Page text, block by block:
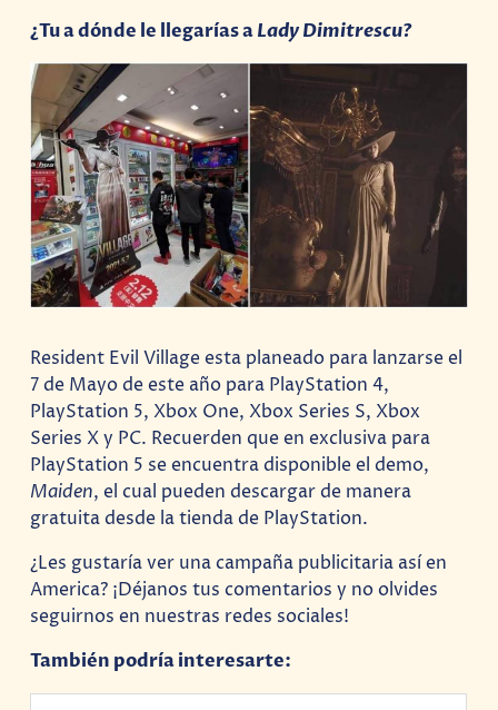
¿Tu a dónde le llegarías aLady Dimitrescu?
Resident Evil Village esta planeado para lanzarse el
7 de Mayo de este año para PlayStation 4,
PlayStation 5, Xbox One, Xbox Series S, Xbox
Series X y PC. Recuerden que en exclusiva para
PlayStation 5 se encuentra disponible el demo,
Maiden, el cual pueden descargar de manera
gratuita desde la tienda de PlayStation.
¿Les gustaría ver una campaña publicitaria así en
America? ¡Déjanos tus comentarios y no olvides
seguirnos en nuestras redes sociales!
También podría interesarte: